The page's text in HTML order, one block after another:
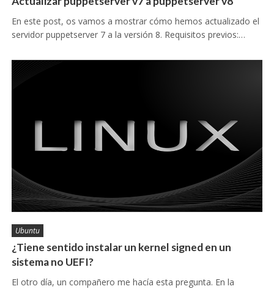
En este post, os vamos a mostrar cómo hemos actualizado el
servidor puppetserver 7 a la versión 8. Requisitos previos:…
Ubuntu
¿Tiene sentido instalar un kernel signed en un
sistema no UEFI?
El otro día, un compañero me hacía esta pregunta. En la